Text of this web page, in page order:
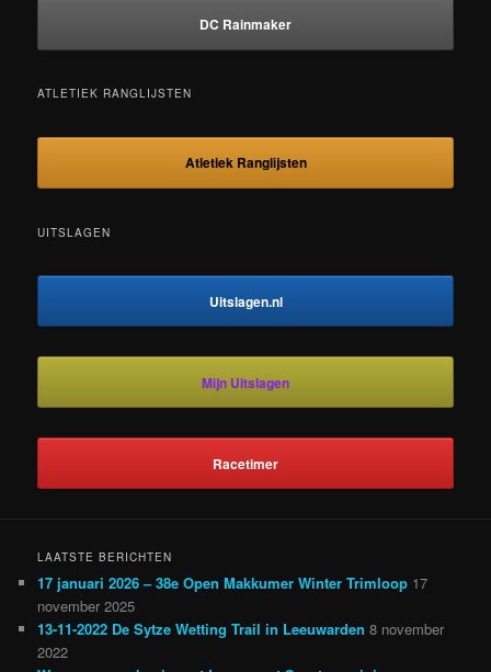
DC Rainmaker
ATLETIEK RANGLIJSTEN
Atletiek Ranglijsten
UITSLAGEN
Uitslagen.nl
Mijn Uitslagen
Racetimer
LAATSTE BERICHTEN
17 januari 2026 – 38e Open Makkumer Winter Trimloop 17
november 2025
13-11-2022 De Sytze Wetting Trail in Leeuwarden 8 november
2022